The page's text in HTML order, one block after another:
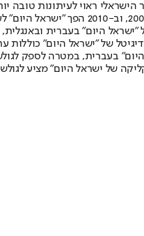
ראוי לעיתונות טובה
תשלום. המהדורה המודפסת
של "ישראל היום" כוללות
היום" בעברית, במטרה
של ישראל היום" מציע